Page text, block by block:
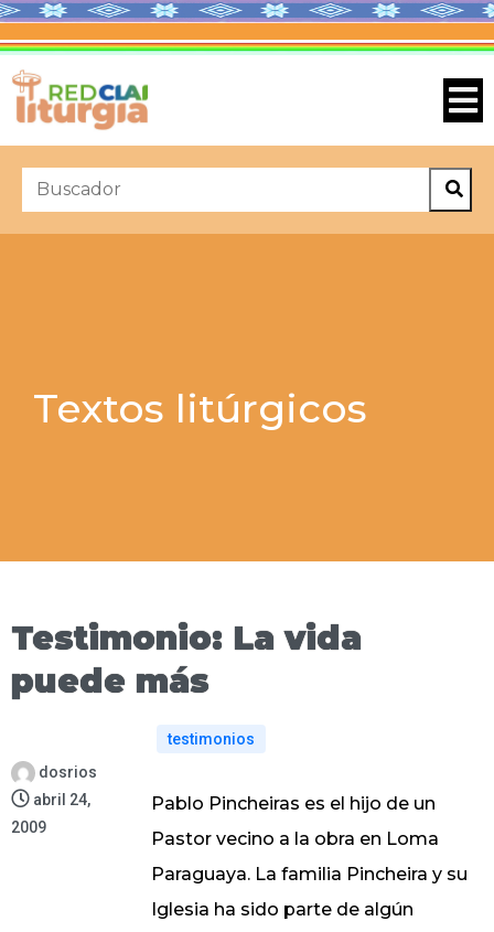
Textos litúrgicos
Testimonio: La vida
puede más
dosrios
abril 24,
2009
testimonios
Pablo Pincheiras es el hijo de un
Pastor vecino a la obra en Loma
Paraguaya. La familia Pincheira y su
Iglesia ha sido parte de algún